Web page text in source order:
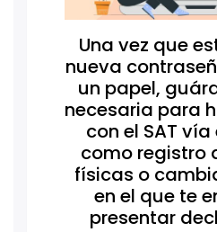
Una vez que
nueva
un papel,
necesaria para
con el SAT
como registro
físicas o
en el que te
presentar